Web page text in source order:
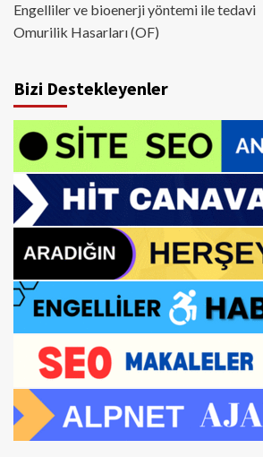
Engelliler ve bioenerji yöntemi ile tedavi
Omurilik Hasarları (OF)
Bizi Destekleyenler